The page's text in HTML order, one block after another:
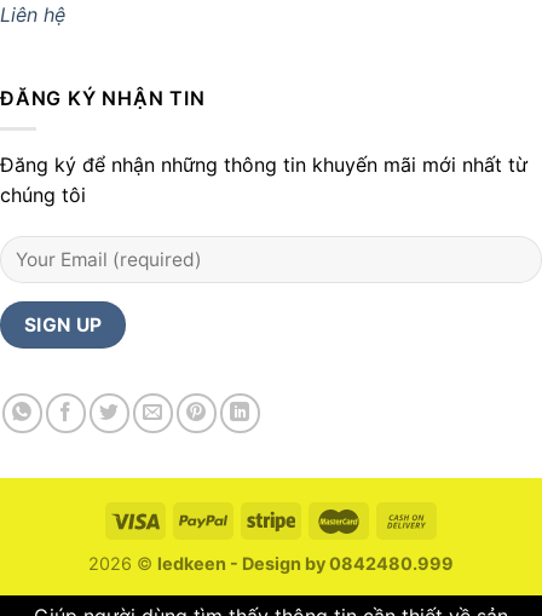
Liên hệ
ĐĂNG KÝ NHẬN TIN
Đăng ký để nhận những thông tin khuyến mãi mới nhất từ
chúng tôi
2026 © ledkeen - Design by 0842480.999